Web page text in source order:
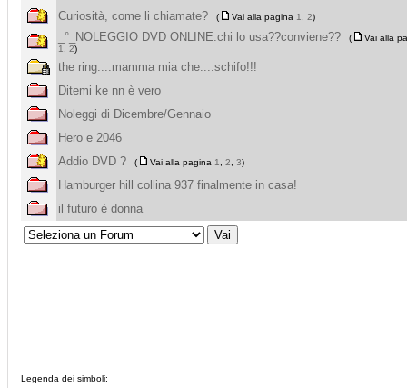
Curiosità, come li chiamate?
( Vai alla pagina 1 2)
_°_NOLEGGIO DVD ONLINE:chi lo usa??conviene?? (
Vai alla
1
2)
the ring....mamma mia che....schifo!!!
Ditemi ke nn è vero
Noleggi di Dicembre/Gennaio
Hero e 2046
Addio DVD ?
( Vai alla pagina 1 2 3)
Hamburger hill collina 937 finalmente in casa!
il futuro è donna
Legenda dei simboli: